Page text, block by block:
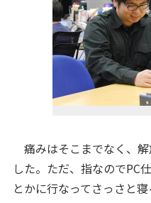
痛みはそこまでなく、
した。ただ、指なのでPC
とかに行なってさっさと